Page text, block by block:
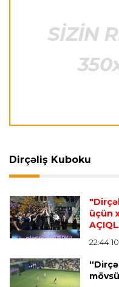
22:10 09.08.2026
“Real”ın futbolçusu
Offside 22:06 09.08.2026
Fransa millisinin
21:58 09.08.2026
Mourinyodan
optimal formasında
Dirçəliş Kuboku
üçün
22:44